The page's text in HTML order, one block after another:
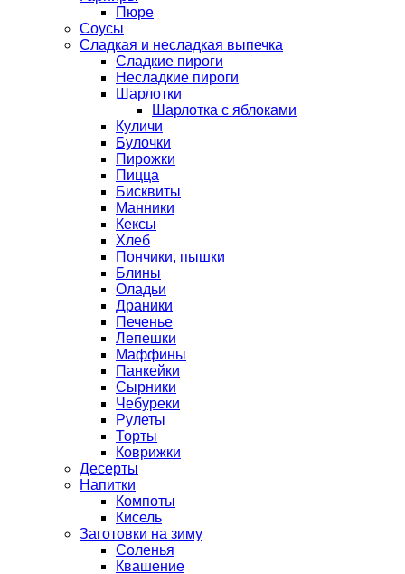
Пюре
Соусы
Сладкая и несладкая выпечка
Сладкие пироги
Несладкие пироги
Шарлотки
Шарлотка с яблоками
Куличи
Булочки
Пирожки
Пицца
Бисквиты
Манники
Кексы
Хлеб
Пончики, пышки
Блины
Оладьи
Драники
Печенье
Лепешки
Маффины
Панкейки
Сырники
Чебуреки
Рулеты
Торты
Коврижки
Десерты
Напитки
Компоты
Кисель
Заготовки на зиму
Соленья
Квашение